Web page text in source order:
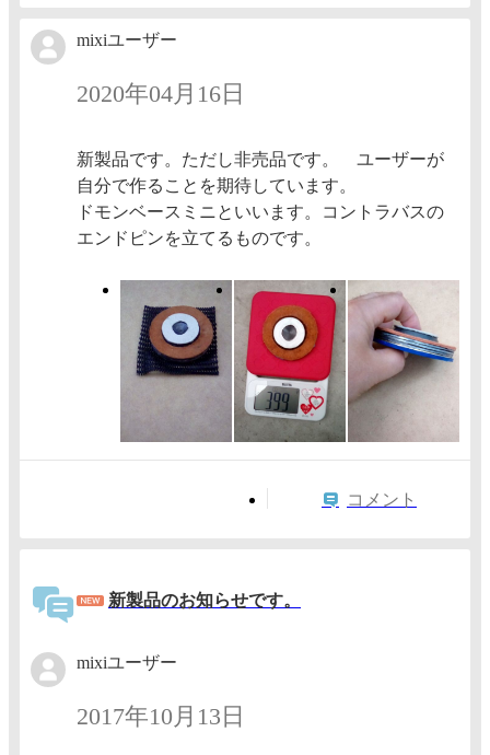
mixiユーザー
2020年04月16日
新製品です。ただし非売品です。 ユーザーが
自分で作ることを期待しています。
ドモンベースミニといいます。コントラバスの
エンドピンを立てるものです。
コメント
新製品のお知らせです。
mixiユーザー
2017年10月13日